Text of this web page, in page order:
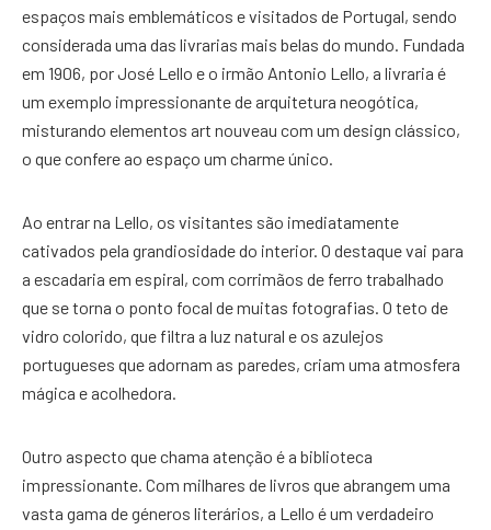
espaços mais emblemáticos e visitados de Portugal, sendo
considerada uma das livrarias mais belas do mundo. Fundada
em 1906, por José Lello e o irmão Antonio Lello, a livraria é
um exemplo impressionante de arquitetura neogótica,
misturando elementos art nouveau com um design clássico,
o que confere ao espaço um charme único.
Ao entrar na Lello, os visitantes são imediatamente
cativados pela grandiosidade do interior. O destaque vai para
a escadaria em espiral, com corrimãos de ferro trabalhado
que se torna o ponto focal de muitas fotografias. O teto de
vidro colorido, que filtra a luz natural e os azulejos
portugueses que adornam as paredes, criam uma atmosfera
mágica e acolhedora.
Outro aspecto que chama atenção é a biblioteca
impressionante. Com milhares de livros que abrangem uma
vasta gama de géneros literários, a Lello é um verdadeiro